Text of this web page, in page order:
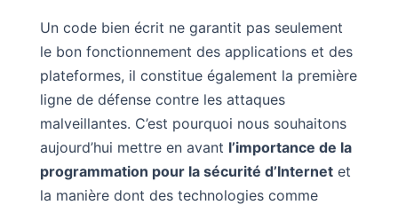
Un code bien écrit ne garantit pas seulement
le bon fonctionnement des applications et des
plateformes, il constitue également la première
ligne de défense contre les attaques
malveillantes. C’est pourquoi nous souhaitons
aujourd’hui mettre en avant l’importance de la
programmation pour la sécurité d’Internetet
la manière dont des technologies comme